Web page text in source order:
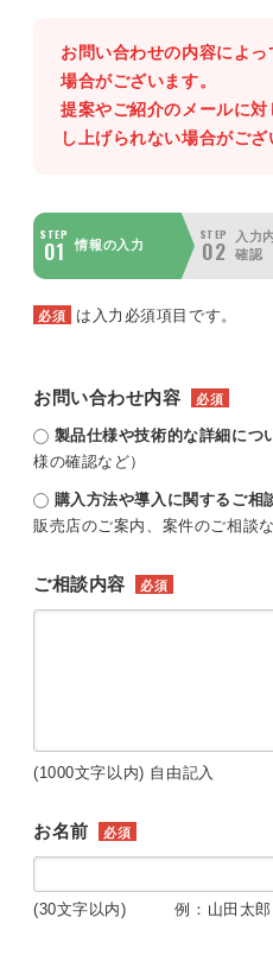
お問い合わせの内容によ
場合がございます。
提案やご紹介のメールに
し上げられない場合がござ
STEP
01 情報の入力
STEP
02
入力
確認
必須 は入力必須項目です。
お問い合わせ内容 必須
製品仕様や技術的な詳細につ
様の確認など）
購入方法や導入に関するご相
販売店のご案内、案件のご相談な
ご相談内容 必須
(1000文字以内) 自由記入
お名前 必須
(30文字以内) 例：山田太郎